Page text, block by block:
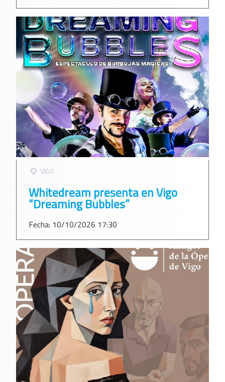
VIGO
Whitedream presenta en Vigo
“Dreaming Bubbles”
Fecha: 10/10/2026 17:30